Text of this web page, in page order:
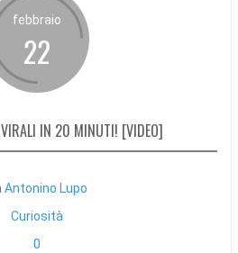
febbraio
22
IN 20 MINUTI! [VIDEO]
Antonino Lupo
Curiosità
0